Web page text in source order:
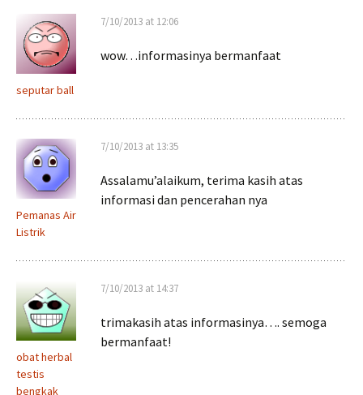
seputar ball
7/10/2013 at 12:06
wow…informasinya bermanfaat
Pemanas Air
Listrik
7/10/2013 at 13:35
Assalamu’alaikum, terima kasih atas
informasi dan pencerahan nya
obat herbal
testis
bengkak
7/10/2013 at 14:37
trimakasih atas informasinya…. semoga
bermanfaat!